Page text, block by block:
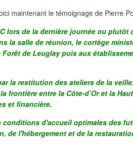
maintenant le témoignage de Pierre
lors de la dernière journée ou plutôt
la salle de réunion, le cortège
Forêt de Leuglay puis aux
la restitution des ateliers de la
frontière entre la Côte-d’Or et la
et financière.
conditions d'accueil optimales des
de l'hébergement et de la